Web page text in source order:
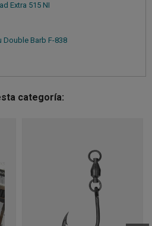
Extra 515 NI
Double Barb F-838
categoría: